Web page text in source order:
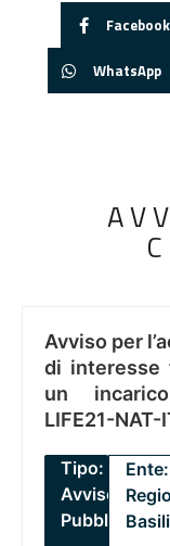
Facebook
WhatsApp
Avviso per
di interesse
un
LIFE21-NAT-
Tipo:
Avviso
Pubblico
Ente: